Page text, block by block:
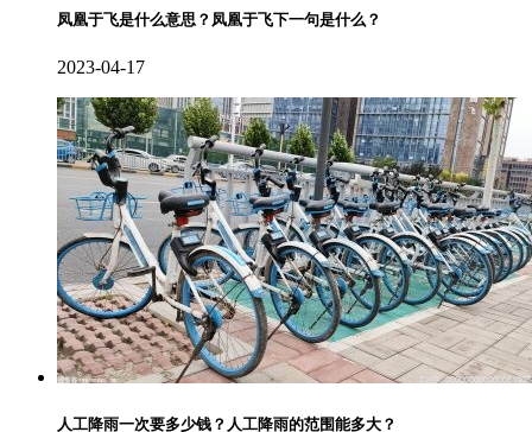
凤凰于飞是什么意思？凤凰于飞下一句是什么？
2023-04-17
人工降雨一次要多少钱？人工降雨的范围能多大？